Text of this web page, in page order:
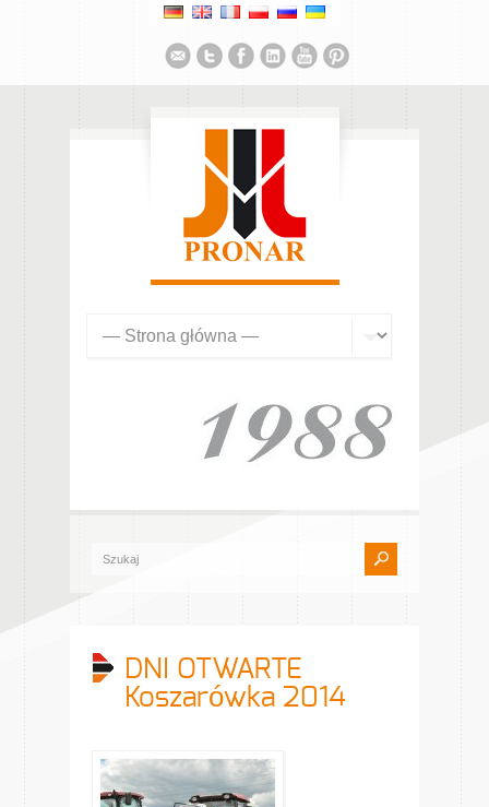
DNI OTWARTE
Koszarówka 2014